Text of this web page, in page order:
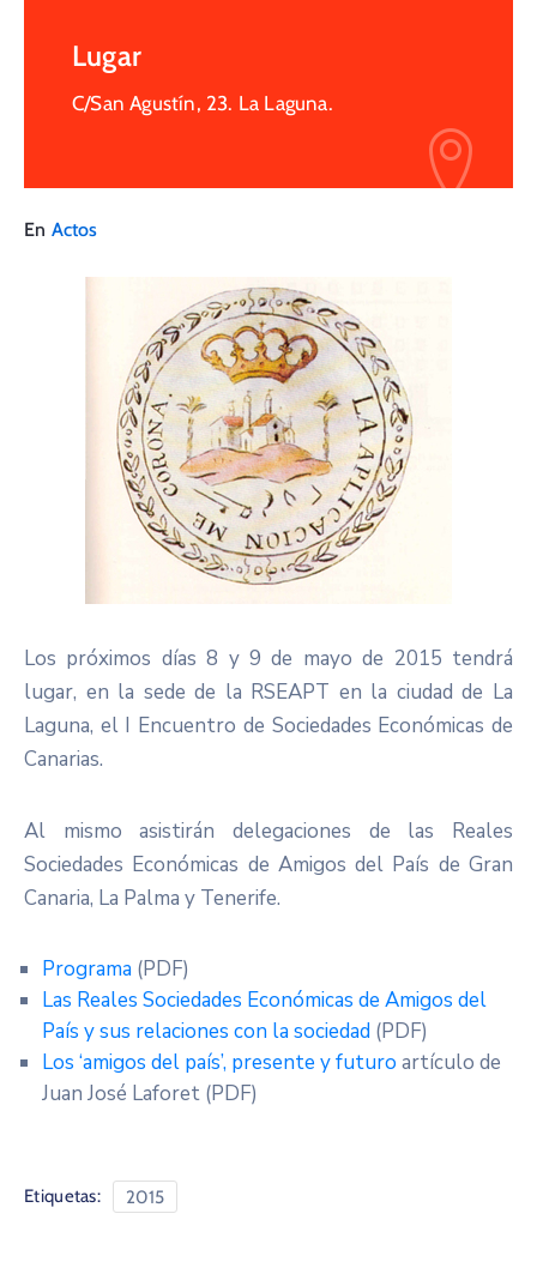
Lugar
C/San Agustín, 23. La Laguna.
En Actos
Los próximos días 8 y 9 de mayo de 2015 tendrá
lugar, en la sede de la RSEAPT en la ciudad de La
Laguna, el I Encuentro de Sociedades Económicas de
Canarias.
Al mismo asistirán delegaciones de las Reales
Sociedades Económicas de Amigos del País de Gran
Canaria, La Palma y Tenerife.
Programa (PDF)
Las Reales Sociedades Económicas de Amigos del
País y sus relaciones con la sociedad (PDF)
Los ‘amigos del país’, presente y futuro artículo de
Juan José Laforet (PDF)
Etiquetas: 2015